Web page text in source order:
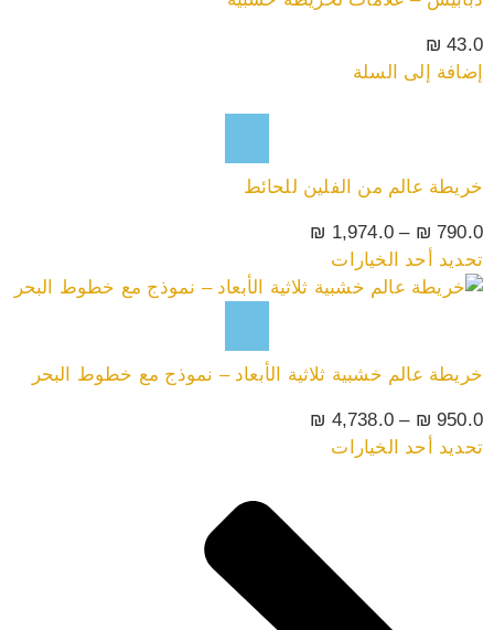
43.0
₪
إضافة إلى السلة
خريطة عالم من الفلين للحائط
790.0
₪
–
1,974.0
₪
تحديد أحد الخيارات
خريطة عالم خشبية ثلاثية الأبعاد – نموذج مع خطوط البحر
950.0
₪
–
4,738.0
₪
تحديد أحد الخيارات